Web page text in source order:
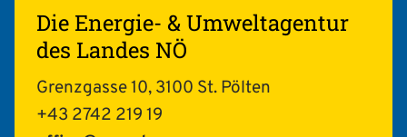
Die Energie- & Umweltagentur
des Landes NÖ
Grenzgasse 10, 3100 St. Pölten
+43 2742 219 19